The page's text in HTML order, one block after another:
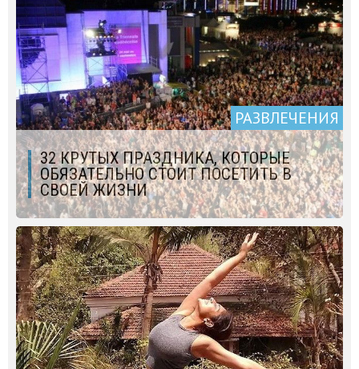
РАЗВЛЕЧЕНИЯ
32 КРУТЫХ ПРАЗДНИКА, КОТОРЫЕ
ОБЯЗАТЕЛЬНО СТОИТ ПОСЕТИТЬ В
СВОЕЙ ЖИЗНИ